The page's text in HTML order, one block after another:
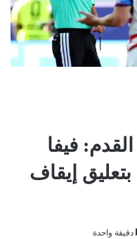
القدم: فيفا
إيقاف
دقيقة واحدة